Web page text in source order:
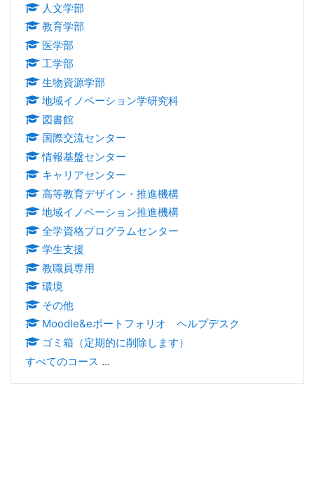
人文学部
教育学部
医学部
工学部
生物資源学部
地域イノベーション学研究科
図書館
国際交流センター
情報基盤センター
キャリアセンター
高等教育デザイン・推進機構
地域イノベーション推進機構
全学資格プログラムセンター
学生支援
教職員専用
環境
その他
Moodle&eポートフォリオ ヘルプデスク
ゴミ箱（定期的に削除します）
すべてのコース ...